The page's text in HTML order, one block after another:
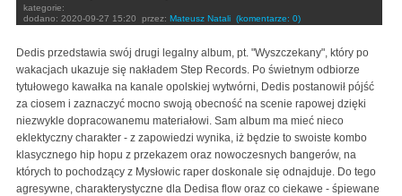
kategorie:
dodano: 2020-09-27 15:20 przez: Mateusz Natali (komentarze: 0)
Dedis przedstawia swój drugi legalny album, pt. "Wyszczekany", który po
wakacjach ukazuje się nakładem Step Records. Po świetnym odbiorze
tytułowego kawałka na kanale opolskiej wytwórni, Dedis postanowił pójść
za ciosem i zaznaczyć mocno swoją obecność na scenie rapowej dzięki
niezwykle dopracowanemu materiałowi. Sam album ma mieć nieco
eklektyczny charakter - z zapowiedzi wynika, iż będzie to swoiste kombo
klasycznego hip hopu z przekazem oraz nowoczesnych bangerów, na
których to pochodzący z Mysłowic raper doskonale się odnajduje. Do tego
agresywne, charakterystyczne dla Dedisa flow oraz co ciekawe - śpiewane